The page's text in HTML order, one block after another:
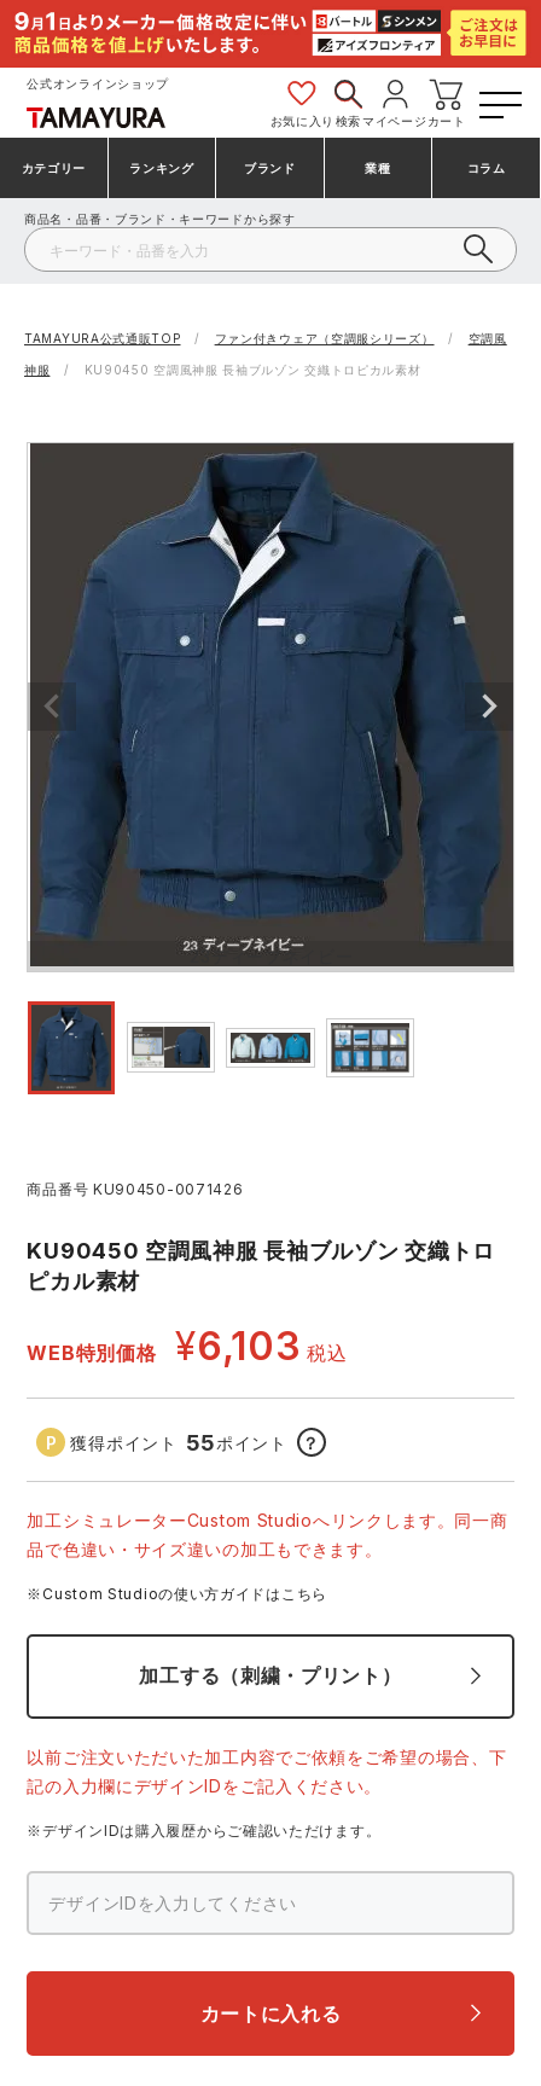
公式オンラインショップ
お気に入り 検索マイページ カート
カテゴリー
安全靴・作業靴
事務服・オフィスウェア
防寒着
ワークスーツ
コンプレッションウェア
作業用ポロシャツ
レインウェア・カッパ
鞄・バッグ
つなぎ
ファン付き作業着・空調服
ランキング
安全靴ランキング
安全靴スニーカーランキング
アシックス安全靴ランキング
ミズノ安全靴ランキング
アウトドアウェアランキング
つなぎランキング
空調服ランキング
コンプレッションウェアランキング
作業用手袋ランキング
アイズフロンティア ランキング
TSDESIGN ランキング
コーコス ランキング
ネーム刺繍・プリント加工対象商品
作業着
防寒
カジュアル
ブランド
アシックス
プーマ コンバース（CONVERSE）
TSDESIGN
アイトス株式会社
ジーベック
クロダルマ
おたふく手袋
ボンマックス
GDジャパン カーシーカシマ
ハイパーV
ムービンカット
ニオイクリア タカヤ商事
アタックベース サンエス
中塚被服 イーブンリバー
弘進ゴム 藤井電工
業種
建設・建築作業服
製造・工場作業服
配達・営業作業服
自動車整備士作業服
DIY・日曜大工作業服
飲食店ユニフォーム
清掃・ビルメンテ作業服
医療白衣・介護服
コラム
商品名・品番・ブランド・キーワードから探す
TAMAYURA公式通販TOP ファン付きウェア（空調服シリーズ） 空調風
神服 KU90450 空調風神服 長袖ブルゾン 交織トロピカル素材
23ディープネイビー
商品番号 KU90450-0071426
KU90450 空調風神服 長袖ブルゾン 交織トロ
ピカル素材
WEB特別価格 ¥6,103 税込
獲得ポイント 55ポイント ？
加工シミュレーターCustom Studioへリンクします。同一商
品で色違い・サイズ違いの加工もできます。
※Custom Studioの使い方ガイドはこちら
加工する（刺繍・プリント）
以前ご注文いただいた加工内容でご依頼をご希望の場合、下
記の入力欄にデザインIDをご記入ください。
※デザインIDは購入履歴からご確認いただけます。
カートに入れる